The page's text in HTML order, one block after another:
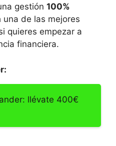
gestión 100%
una de las mejores
quieres empezar a
financiera.
llévate 400€